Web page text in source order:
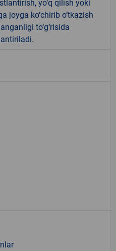
yo‘q qilish yoki
joyga ko‘chirib o‘tkazish
to‘g‘risida